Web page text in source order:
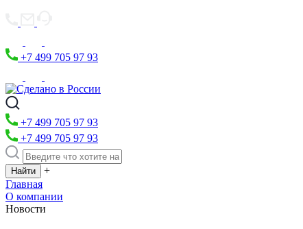
+7 499 705 97 93
+7 499 705 97 93
+7 499 705 97 93
+
Главная
О компании
Новости